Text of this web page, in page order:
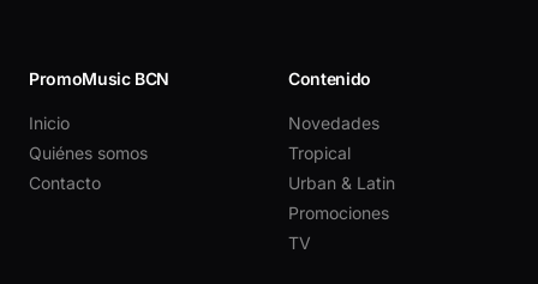
PromoMusic BCN
Inicio
Quiénes somos
Contacto
Contenido
Novedades
Tropical
Urban & Latin
Promociones
TV